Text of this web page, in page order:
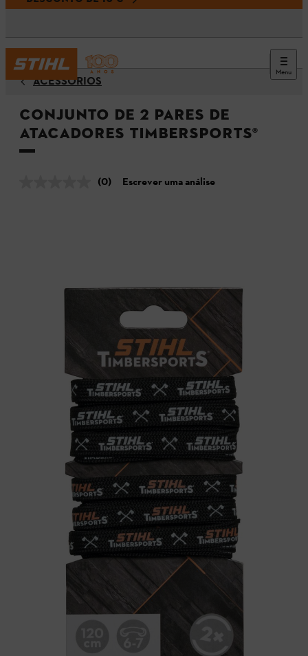
Menu
ACESSÓRIOS
Conjunto de 2 pares de
atacadores TIMBERSPORTS®
(0) Escrever uma análise